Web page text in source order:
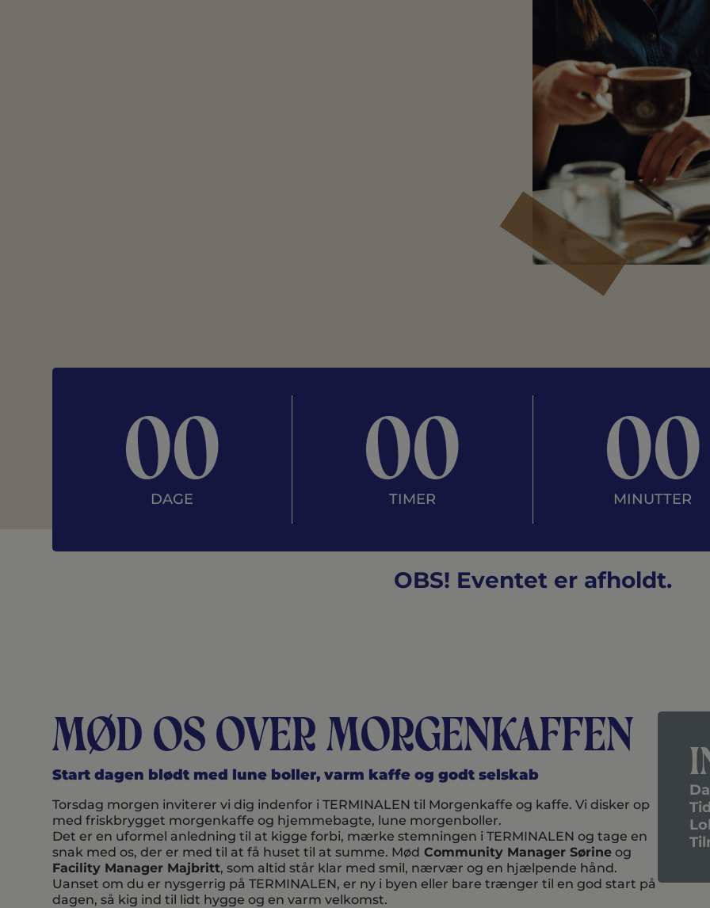
00
DAGE 00
TIMER 00
MINUTTER
OBS! Eventet er afholdt.
Mød os over morgenkaffen
Start dagen blødt med lune boller, varm kaffe og godt selskab
Torsdag morgen inviterer vi dig indenfor i TERMINALEN til Morgenkaffe og kaffe. Vi disker op
med friskbrygget morgenkaffe og hjemmebagte, lune morgenboller.
Det er en uformel anledning til at kigge forbi, mærke stemningen i TERMINALEN og tage en
snak med os, der er med til at få huset til at summe. Mød Community Manager Sørine og
Facility Manager Majbritt, som altid står klar med smil, nærvær og en hjælpende hånd.
Uanset om du er nysgerrig på TERMINALEN, er ny i byen eller bare trænger til en god start på
dagen, så kig ind til lidt hygge og en varm velkomst.